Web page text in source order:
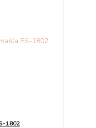
1802